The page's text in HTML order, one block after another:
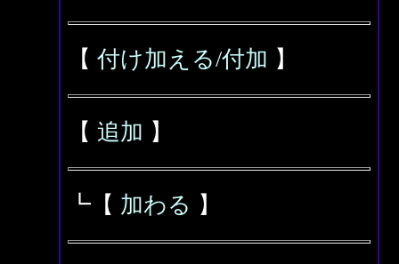
【 付け加える/付加 】
【 追加 】
┗【 加わる 】